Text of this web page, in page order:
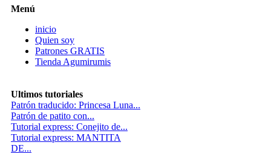
Menú
inicio
Quien soy
Patrones GRATIS
Tienda Agumirumis
Ultimos tutoriales
Patrón traducido: Princesa Luna...
Patrón de patito con...
Tutorial express: Conejito de...
Tutorial express: MANTITA
DE...